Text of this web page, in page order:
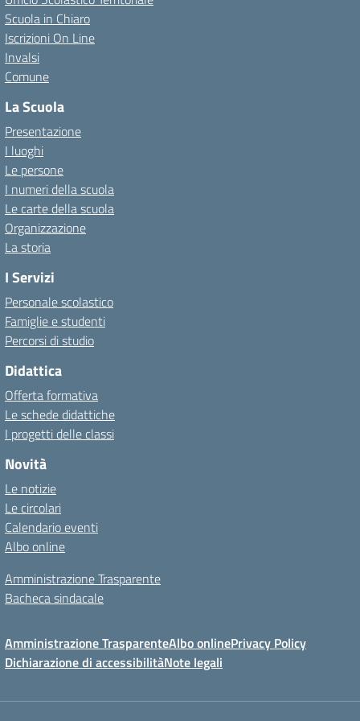
Scuola in Chiaro
Iscrizioni On Line
Invalsi
Comune
La Scuola
Presentazione
I luoghi
Le persone
I numeri della scuola
Le carte della scuola
Organizzazione
La storia
I Servizi
Personale scolastico
Famiglie e studenti
Percorsi di studio
Didattica
Offerta formativa
Le schede didattiche
I progetti delle classi
Novità
Le notizie
Le circolari
Calendario eventi
Albo online
Amministrazione Trasparente
Bacheca sindacale
Amministrazione TrasparenteAlbo onlinePrivacy Policy
Dichiarazione di accessibilitàNote legali